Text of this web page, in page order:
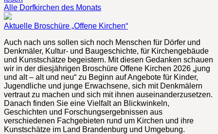
Alle Dorfkirchen des Monats
Aktuelle Broschüre „Offene Kirchen“
Auch nach uns sollen sich noch Menschen für Dörfer und
Denkmäler, Kultur- und Baugeschichte, für Kirchengebäude
und Kunstschätze begeistern. Mit diesen Gedanken schauen
wir in der diesjährigen Broschüre Offene Kirchen 2026 „jung
und alt – alt und neu“ zu Beginn auf Angebote für Kinder,
Jugendliche und junge Erwachsene, sich mit Denkmälern
vertraut zu machen und sich mit ihnen auseinanderzusetzen.
Danach finden Sie eine Vielfalt an Blickwinkeln,
Geschichten und Forschungsergebnissen aus
verschiedenen Fachgebieten rund um Kirchen und ihre
Kunstschätze im Land Brandenburg und Umgebung.